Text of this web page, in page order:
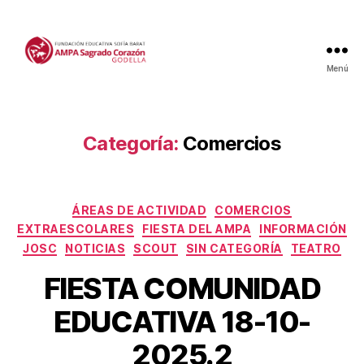
Menú
Categoría: Comercios
Categorías
ÁREAS DE ACTIVIDAD
COMERCIOS
EXTRAESCOLARES
FIESTA DEL AMPA
INFORMACIÓN
JOSC
NOTICIAS SCOUT SIN CATEGORÍA TEATRO
FIESTA COMUNIDAD
EDUCATIVA 18-10-
2025.2